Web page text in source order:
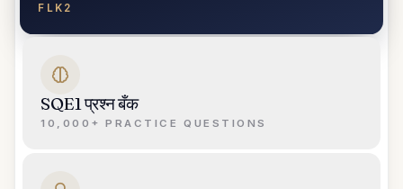
FLK2
SQE1 प्रश्न बँक
10,000+ PRACTICE QUESTIONS